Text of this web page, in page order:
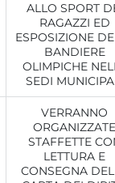
ALLO SPORT
RAGAZZI ED
ESPOSIZIONE
BANDIERE
OLIMPICHE
SEDI
VERRANNO
ORGANIZZATE
STAFFETTE
LETTURA E
CONSEGNA